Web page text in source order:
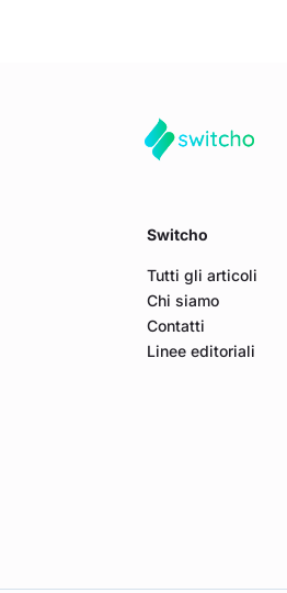
Switcho
Tutti gli articoli
Chi siamo
Contatti
Linee editoriali